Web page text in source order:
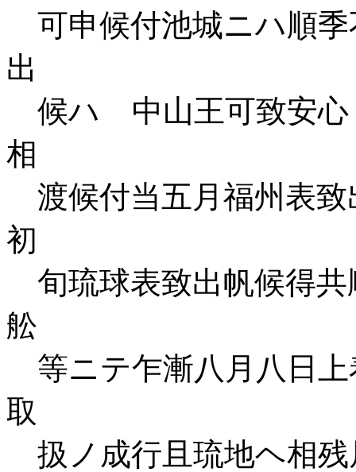
可申候付池城ニハ順季
出
候ハゝ中山王可致安
相
渡候付当五月福州表致
初
旬琉球表致出帆候得共
舩
等ニテ乍漸八月八日上
取
扱ノ成行且琉地ヘ相残